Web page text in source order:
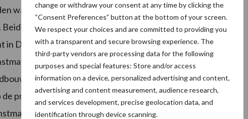
change or withdraw your consent at any time by clicking the
“Consent Preferences” button at the bottom of your screen.
We respect your choices and are committed to providing you
with a transparent and secure browsing experience. The
third-party vendors are processing data for the following
purposes and special features: Store and/or access
information on a device, personalized advertising and content,
advertising and content measurement, audience research,
and services development, precise geolocation data, and
identification through device scanning.
waren afgestudeerd besloten zij in 2019
hebben een achtergrond in de akkerbouw,
Dronten en Biosystems Engineering in
intelligentie van grote waarde kan zijn in een
werkt immers met natuurproducten, waar de
producten. Het zijn de wisselingen van het natuur
intelligentie hier voor een grote meerwaarde kan